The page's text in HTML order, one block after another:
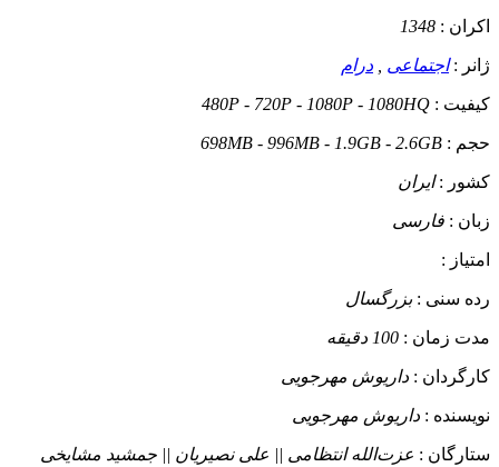
اکران : 1348
ژانر :اجتماعی درام
کیفیت : 480P - 720P - 1080P - 1080HQ
حجم : 698MB - 996MB - 1.9GB - 2.6GB
کشور :ایران
زبان : فارسی
امتیاز :
رده سنی :بزرگسال
مدت زمان : 100 دقیقه
کارگردان : داریوش مهرجویی
نویسنده : داریوش مهرجویی
ستارگان : عزت‌الله انتظامی || علی نصیریان || جمشید مشایخی